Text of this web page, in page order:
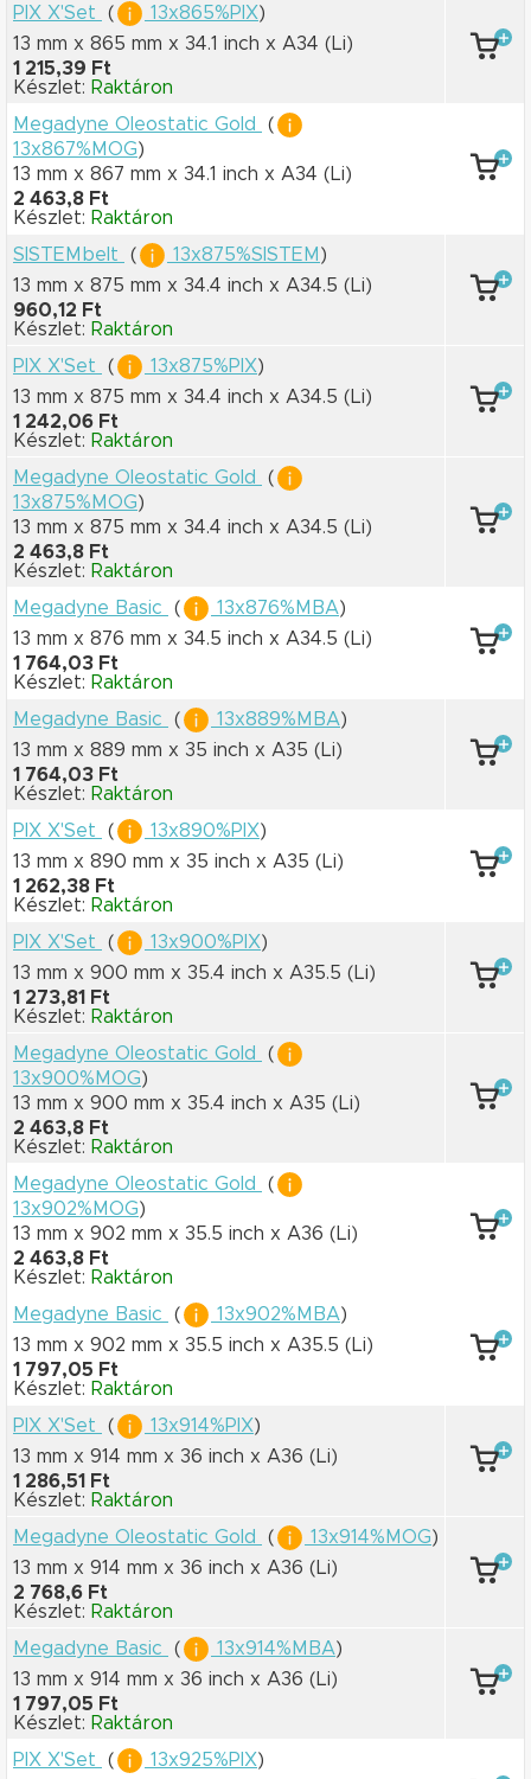
PIX X'Set ( 13x865%PIX)
13 mm x 865 mm x 34.1 inch x A34 (Li)
1 215,39 Ft
Készlet: Raktáron
Megadyne Oleostatic Gold
(
13x867%MOG)
13 mm x 867 mm x 34.1 inch x A34 (Li)
2 463,8 Ft
Készlet: Raktáron
SISTEMbelt
( 13x875%SISTEM )
13 mm x 875 mm x 34.4 inch x A34.5 (Li)
960,12 Ft
Készlet: Raktáron
PIX X'Set
( 13x875%PIX)
13 mm x 875 mm x 34.4 inch x A34.5 (Li)
1 242,06 Ft
Készlet: Raktáron
Megadyne Oleostatic Gold
(
13x875%MOG)
13 mm x 875 mm x 34.4 inch x A34.5 (Li)
2 463,8 Ft
Készlet: Raktáron
Megadyne Basic
( 13x876%MBA)
13 mm x 876 mm x 34.5 inch x A34.5 (Li)
1 764,03 Ft
Készlet: Raktáron
Megadyne Basic
( 13x889%MBA)
13 mm x 889 mm x 35 inch x A35 (Li)
1 764,03 Ft
Készlet: Raktáron
PIX X'Set
( 13x890%PIX)
13 mm x 890 mm x 35 inch x A35 (Li)
1 262,38 Ft
Készlet: Raktáron
PIX X'Set
( 13x900%PIX)
13 mm x 900 mm x 35.4 inch x A35.5 (Li)
1 273,81 Ft
Készlet: Raktáron
Megadyne Oleostatic Gold
(
13x900%MOG)
13 mm x 900 mm x 35.4 inch x A35 (Li)
2 463,8 Ft
Készlet: Raktáron
Megadyne Oleostatic Gold
(
13x902%MOG)
13 mm x 902 mm x 35.5 inch x A36 (Li)
2 463,8 Ft
Készlet: Raktáron
Megadyne Basic
( 13x902%MBA)
13 mm x 902 mm x 35.5 inch x A35.5 (Li)
1 797,05 Ft
Készlet: Raktáron
PIX X'Set
( 13x914%PIX)
13 mm x 914 mm x 36 inch x A36 (Li)
1 286,51 Ft
Készlet: Raktáron
Megadyne Oleostatic Gold
( 13x914%MOG)
13 mm x 914 mm x 36 inch x A36 (Li)
2 768,6 Ft
Készlet: Raktáron
Megadyne Basic
( 13x914%MBA)
13 mm x 914 mm x 36 inch x A36 (Li)
1 797,05 Ft
Készlet: Raktáron
PIX X'Set
( 13x925%PIX)